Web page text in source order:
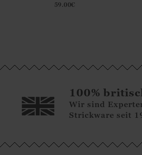
59.00€
100%
Wir sind
Strickware seit